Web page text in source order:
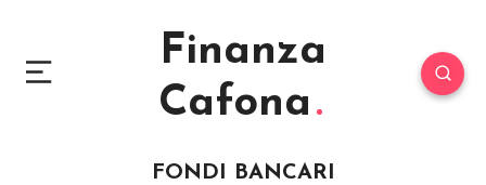
Finanza
Cafona
FONDI BANCARI